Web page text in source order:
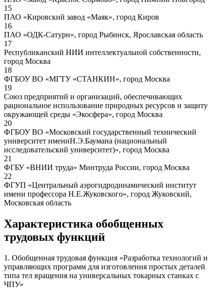
15
ПАО «Кировский завод «Маяк», город Киров
16
ПАО «ОДК-Сатурн», город Рыбинск, Ярославская область
17
Республиканский НИИ интеллектуальной собственности,
город Москва
18
ФГБОУ ВО «МГТУ «СТАНКИН», город Москва
19
Союз предприятий и организаций, обеспечивающих
рациональное использование природных ресурсов и защиту
окружающей среды «Экосфера», город Москва
20
ФГБОУ ВО «Московский государственный технический
университет имениН.Э.Баумана (национальный
исследовательский университет)», город Москва
21
ФГБУ «ВНИИ труда» Минтруда России, город Москва
22
ФГУП «Центральный аэрогидродинамический институт
имени профессора Н.Е.Жуковского», город Жуковский,
Московская область
Характеристика обобщенных
трудовых функций
1. Обобщенная трудовая функция «Разработка технологий и
управляющих программ для изготовления простых деталей
типа тел вращения на универсальных токарных станках с
ЧПУ»